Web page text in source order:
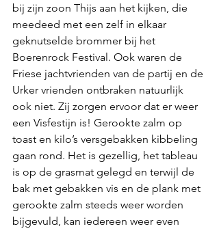
bij zijn zoon Thijs aan het kijken, die
meedeed met een zelf in elkaar
geknutselde brommer bij het
Boerenrock Festival. Ook waren de
Friese jachtvrienden van de partij en de
Urker vrienden ontbraken natuurlijk
ook niet. Zij zorgen ervoor dat er weer
een Visfestijn is! Gerookte zalm op
toast en kilo’s versgebakken kibbeling
gaan rond. Het is gezellig, het tableau
is op de grasmat gelegd en terwijl de
bak met gebakken vis en de plank met
gerookte zalm steeds weer worden
bijgevuld, kan iedereen weer even